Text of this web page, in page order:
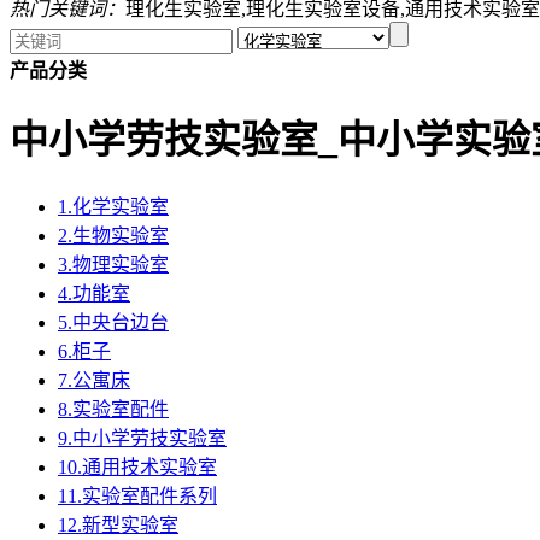
热门关键词： 理化生实验室,理化生实验室设备,通用技术实验
产品分类
中小学劳技实验室_中小学实验
1.化学实验室
2.生物实验室
3.物理实验室
4.功能室
5.中央台边台
6.柜子
7.公寓床
8.实验室配件
9.中小学劳技实验室
10.通用技术实验室
11.实验室配件系列
12.新型实验室